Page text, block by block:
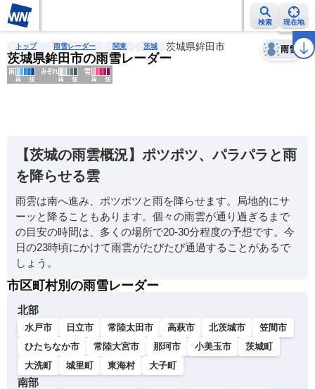
検索 現在地
雨雲レーダー 台風情報 地震情報 警報・注意報 2週間天気 ラ
トップ 雨雪レーダー 関東 茨城 茨城県鉾田市
茨城県鉾田市の雨雪レーダー
雨雪
天気 台風
【茨城の雨雲概況】ポツポツ、パラパラと雨
を降らせる雲
雨雲は南へ進み、ポツポツと雨を降らせます。局地的にサ
ーッと降ることもあります。個々の雨雲が通り過ぎるまで
の目安の時間は、多くの場所で20-30分程度の予想です。今
日の23時頃にかけて雨雲がたびたび通過することがあるで
しょう。
市区町村別の雨雪レーダー
北部
水戸市 日立市 常陸太田市 高萩市 北茨城市
笠間市
ひたちなか市
常陸大宮市 那珂市 小美玉市
茨城町
大洗町
城里町 東海村 大子町
南部